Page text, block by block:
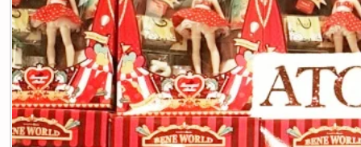
[후드바나나] 전시로 찾은 일본에서 CreamBox
나루토 애니매이션의 제작사인 삐에로